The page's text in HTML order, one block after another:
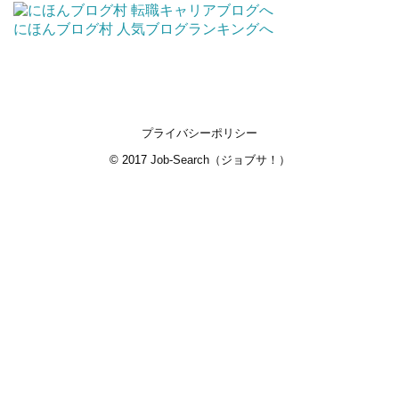
にほんブログ村 人気ブログランキングへ
プライバシーポリシー
© 2017 Job-Search（ジョブサ！）